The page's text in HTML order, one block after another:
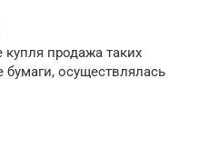
продажа таких
осуществлялась